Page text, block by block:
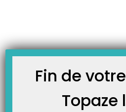
Dans ce guide, nous vous proposons de
ou sur l’attestation de droits de l’Assurance
obtenir via…Fin de
Topaze